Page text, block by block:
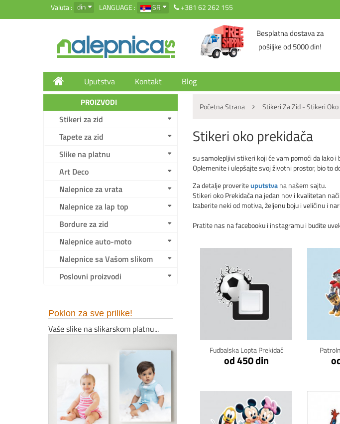
Valuta : din LANGUAGE : SR +381 62 262 155
Besplatna dostava za
pošiljke od 5000 din!
Uputstva Kontakt Blog
PROIZVODI
Stikeri za zid
Tapete za zid
Slike na platnu
Art Deco
Nalepnice za vrata
Nalepnice za lap top
Bordure za zid
Nalepnice auto-moto
Nalepnice sa Vašom slikom
Poslovni proizvodi
Poklon za sve prilike!
Vaše slike na slikarskom platnu...
Početna Strana Stikeri Za Zid - Stikeri
Stikeri oko prekidača
su samolepljivi stikeri koji će vam pomoći da lako
Oplemenite i ulepšajte svoj životni prostor, bio to
Za detalje proveriteuputstvana našem sajtu.
Stikeri oko Prekidača na jedan nov i kvalitetan
Izaberite neki od motiva, željenu boju i veličinu i
Pratite nas na facebooku i instagramu i budite
Fudbalska Lopta Prekidač
od 450 din
Klikni za detalje